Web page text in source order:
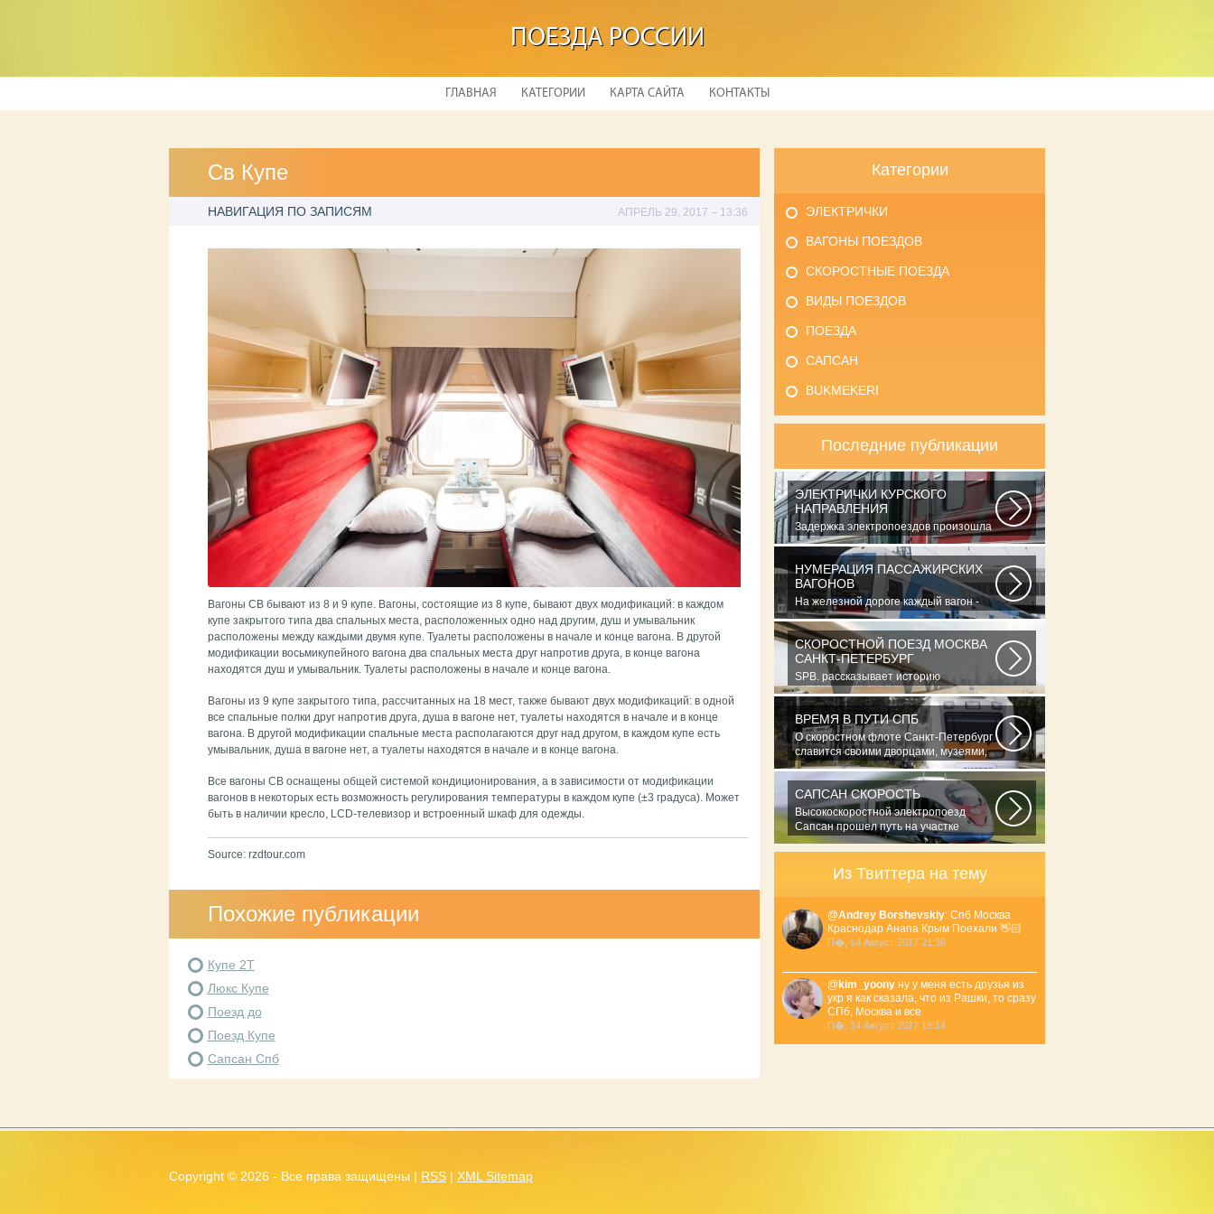
ПОЕЗДА РОССИИ
ГЛАВНАЯ КАТЕГОРИИ КАРТА САЙТА КОНТАКТЫ
Св Купе
НАВИГАЦИЯ ПО ЗАПИСЯМ АПРЕЛЬ 29, 2017 – 13:36
Вагоны СВ бывают из 8 и 9 купе. Вагоны, состоящие из 8 купе, бывают двух модификаций: в каждом
купе закрытого типа два спальных места, расположенных одно над другим, душ и умывальник
расположены между каждыми двумя купе. Туалеты расположены в начале и конце вагона. В другой
модификации восьмикупейного вагона два спальных места друг напротив друга, в конце вагона
находятся душ и умывальник. Туалеты расположены в начале и конце вагона.
Вагоны из 9 купе закрытого типа, рассчитанных на 18 мест, также бывают двух модификаций: в одной
все спальные полки друг напротив друга, душа в вагоне нет, туалеты находятся в начале и в конце
вагона. В другой модификации спальные места располагаются друг над другом, в каждом купе есть
умывальник, душа в вагоне нет, а туалеты находятся в начале и в конце вагона.
Все вагоны СВ оснащены общей системой кондиционирования, а в зависимости от модификации
вагонов в некоторых есть возможность регулирования температуры в каждом купе (±3 градуса). Может
быть в наличии кресло, LCD-телевизор и встроенный шкаф для одежды.
Source: rzdtour.com
Похожие публикации
Купе 2Т
Люкс Купе
Поезд до
Поезд Купе
Сапсан Спб
Категории
ЭЛЕКТРИЧКИ
ВАГОНЫ ПОЕЗДОВ
СКОРОСТНЫЕ ПОЕЗДА
ВИДЫ ПОЕЗДОВ
ПОЕЗДА
САПСАН
BUKMEKERI
Последние публикации
ЭЛЕКТРИЧКИ КУРСКОГО
НАПРАВЛЕНИЯ
Задержка электропоездов произошла
из-за огнетушителя, обнаруженного
на...
НУМЕРАЦИЯ ПАССАЖИРСКИХ
ВАГОНОВ
На железной дороге каждый вагон -
как автомобиль - имеет свой личный
номер...
СКОРОСТНОЙ ПОЕЗД МОСКВА
САНКТ-ПЕТЕРБУРГ
SPB. рассказывает историю
крупнейшей железнодорожной
катастрофы страны...
ВРЕМЯ В ПУТИ СПБ
О скоростном флоте Санкт-Петербург
славится своими дворцами, музеями,
архитектурными...
САПСАН СКОРОСТЬ
Высокоскоростной электропоезд
Сапсан прошел путь на участке
Окуловка...
Из Твиттера на тему
@Andrey Borshevskiy: Спб Москва
Краснодар Анапа Крым Поехали 👋🏻
П�, 14 Август 2017 21:36
@ kim_yoony ну у меня есть друзья из
укр я как сказала, что из Рашки, то сразу
СПб, Москва и все
П�, 14 Август 2017 19:14
Copyright © 2026 - Все права защищены | RSS | XML Sitemap